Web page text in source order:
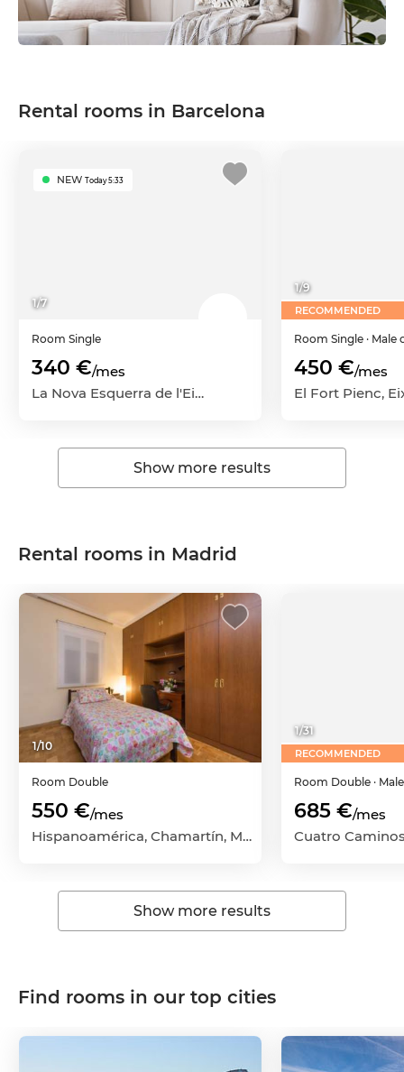
Rental rooms in Barcelona
1/7
NEW Today 5:33
Room Single
340 €/mes
La Nova Esquerra de l'Eixample, Eixample, Barcelona Capital, Barcelona
1/9
RECOMMENDED
Room Single · Male
450 €/mes
Show more results
Rental rooms in Madrid
1/10
Room Double
550 €/mes
Hispanoamérica, Chamartín, Madrid Capital, Madrid
1/31
RECOMMENDED
Room Double ·
685 €/mes
Show more results
Find rooms in our top cities